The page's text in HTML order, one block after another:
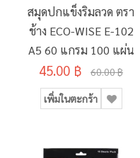
สมุดปกแข็งริมลวด ตรา
ช้าง ECO-WISE E-102
A5 60 แกรม 100 แผ่น
45.00 ฿ 60.00 ฿
เพิ่มในตะกร้า